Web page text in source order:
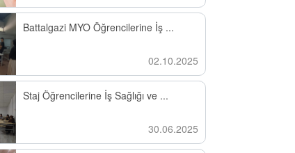
Battalgazi MYO Öğrencilerine İş ...
02.10.2025
Staj Öğrencilerine İş Sağlığı ve ...
30.06.2025